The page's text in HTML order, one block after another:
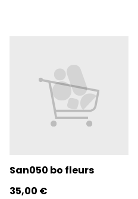
San050 bo fleurs
35,00 €